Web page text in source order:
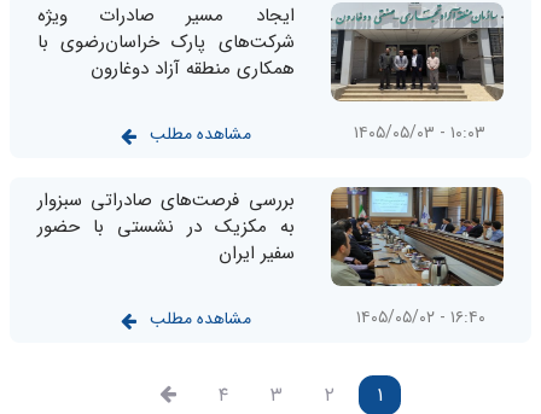
ایجاد مسیر صادرات ویژه
شرکت‌های پارک خراسان‌رضوی با
همکاری منطقه آزاد دوغارون
۱۰:۰۳ - ۱۴۰۵/۰۵/۰۳ مشاهده مطلب
بررسی فرصت‌های صادراتی سبزوار
به مکزیک در نشستی با حضور
سفیر ایران
۱۶:۴۰ - ۱۴۰۵/۰۵/۰۲ مشاهده مطلب
۱ ۲ ۳ ۴